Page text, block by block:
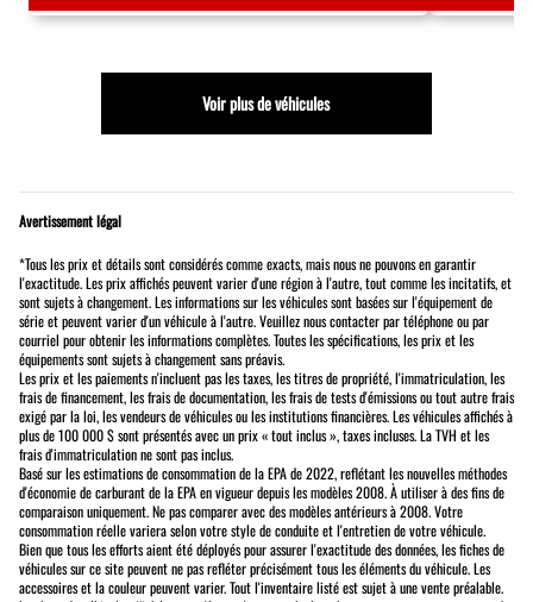
Voir plus de véhicules
Avertissement légal
*Tous les prix et détails sont considérés comme exacts, mais nous ne pouvons en garantir
l'exactitude. Les prix affichés peuvent varier d'une région à l'autre, tout comme les incitatifs, et
sont sujets à changement. Les informations sur les véhicules sont basées sur l'équipement de
série et peuvent varier d'un véhicule à l'autre. Veuillez nous contacter par téléphone ou par
courriel pour obtenir les informations complètes. Toutes les spécifications, les prix et les
équipements sont sujets à changement sans préavis.
Les prix et les paiements n'incluent pas les taxes, les titres de propriété, l'immatriculation, les
frais de financement, les frais de documentation, les frais de tests d'émissions ou tout autre frais
exigé par la loi, les vendeurs de véhicules ou les institutions financières. Les véhicules affichés à
plus de 100 000 $ sont présentés avec un prix « tout inclus », taxes incluses. La TVH et les
frais d'immatriculation ne sont pas inclus.
Basé sur les estimations de consommation de la EPA de 2022, reflétant les nouvelles méthodes
d'économie de carburant de la EPA en vigueur depuis les modèles 2008. À utiliser à des fins de
comparaison uniquement. Ne pas comparer avec des modèles antérieurs à 2008. Votre
consommation réelle variera selon votre style de conduite et l'entretien de votre véhicule.
Bien que tous les efforts aient été déployés pour assurer l'exactitude des données, les fiches de
véhicules sur ce site peuvent ne pas refléter précisément tous les éléments du véhicule. Les
accessoires et la couleur peuvent varier. Tout l'inventaire listé est sujet à une vente préalable.